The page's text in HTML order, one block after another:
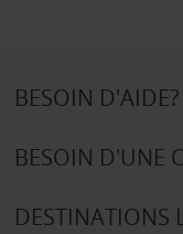
BESOIN D'AIDE?
BESOIN D'UNE
DESTINATIONS